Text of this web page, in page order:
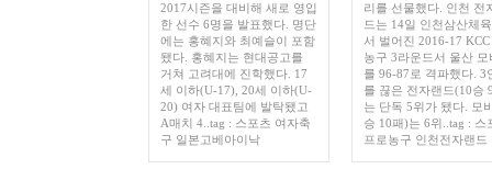
2017시즌을 대비해 새로 영입
한 선수 6명을 발표했다. 명단
에는 홍혜지와 최예슬이 포함
됐다. 홍혜지는 현대공고를
거쳐 고려대에 진학했다. 17
세 이하(U-17), 20세 이하(U-
20) 여자 대표팀에 발탁됐고
A매치 4..tag : 스포츠 여자축
구 일본고베아이낙
리를 선물했다. 인천 전
드는 14일 인천삼산체
서 벌어진 2016-17
농구 3라운드서 울산 모
를 96-87로 격파했다. 3
를 끊은 전자랜드(10승
는 단독 5위가 됐다. 모
승 10패)는 6위..tag : 스
프로농구 인천전자랜드